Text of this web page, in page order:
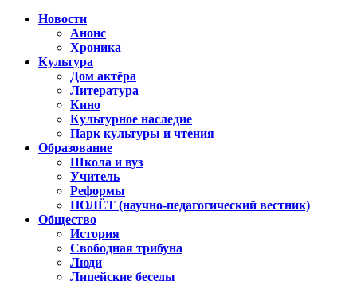
Новости
Анонс
Хроника
Культура
Дом актёра
Литература
Кино
Культурное наследие
Парк культуры и чтения
Образование
Школа и вуз
Учитель
Реформы
ПОЛЁТ (научно-педагогический вестник)
Общество
История
Свободная трибуна
Люди
Лицейские беседы